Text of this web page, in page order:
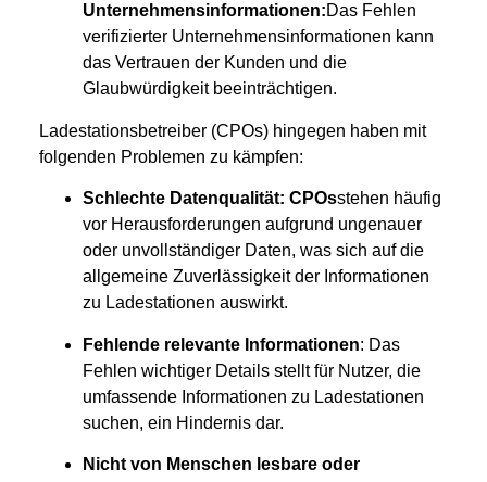
Unternehmensinformationen:Das Fehlen
verifizierter Unternehmensinformationen kann
das Vertrauen der Kunden und die
Glaubwürdigkeit beeinträchtigen.
Ladestationsbetreiber (CPOs) hingegen haben mit
folgenden Problemen zu kämpfen:
Schlechte Datenqualität: CPOsstehen häufig
vor Herausforderungen aufgrund ungenauer
oder unvollständiger Daten, was sich auf die
allgemeine Zuverlässigkeit der Informationen
zu Ladestationen auswirkt.
Fehlende relevante Informationen: Das
Fehlen wichtiger Details stellt für Nutzer, die
umfassende Informationen zu Ladestationen
suchen, ein Hindernis dar.
Nicht von Menschen lesbare oder